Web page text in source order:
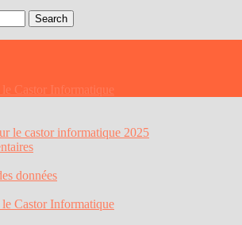
Castor Informatique
le castor informatique 2025
données
Castor Informatique